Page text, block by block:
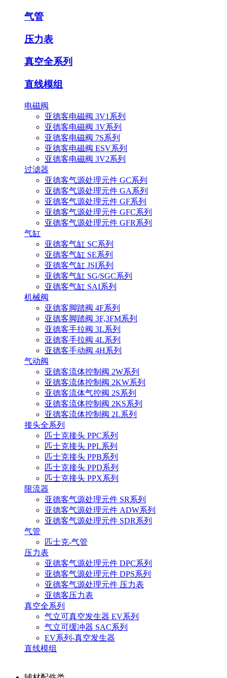
气管
压力表
真空全系列
直线模组
电磁阀
亚德客电磁阀 3V1系列
亚德客电磁阀 3V系列
亚德客电磁阀 7S系列
亚德客电磁阀 ESV系列
亚德客电磁阀 3V2系列
过滤器
亚德客气源处理元件 GC系列
亚德客气源处理元件 GA系列
亚德客气源处理元件 GF系列
亚德客气源处理元件 GFC系列
亚德客气源处理元件 GFR系列
气缸
亚德客气缸 SC系列
亚德客气缸 SE系列
亚德客气缸 JSI系列
亚德客气缸 SG/SGC系列
亚德客气缸 SAI系列
机械阀
亚德客脚踏阀 4F系列
亚德客脚踏阀 3F,3FM系列
亚德客手拉阀 3L系列
亚德客手拉阀 4L系列
亚德客手动阀 4H系列
气动阀
亚德客流体控制阀 2W系列
亚德客流体控制阀 2KW系列
亚德客流体气控阀 2S系列
亚德客流体控制阀 2KS系列
亚德客流体控制阀 2L系列
接头全系列
匹士克接头 PPC系列
匹士克接头 PPL系列
匹士克接头 PPB系列
匹士克接头 PPD系列
匹士克接头 PPX系列
限流器
亚德客气源处理元件 SR系列
亚德客气源处理元件 ADW系列
亚德客气源处理元件 SDR系列
气管
匹士克-气管
压力表
亚德客气源处理元件 DPC系列
亚德客气源处理元件 DPS系列
亚德客气源处理元件 压力表
亚德客压力表
真空全系列
气立可真空发生器 EV系列
气立可缓冲器 SAC系列
EV系列-真空发生器
直线模组